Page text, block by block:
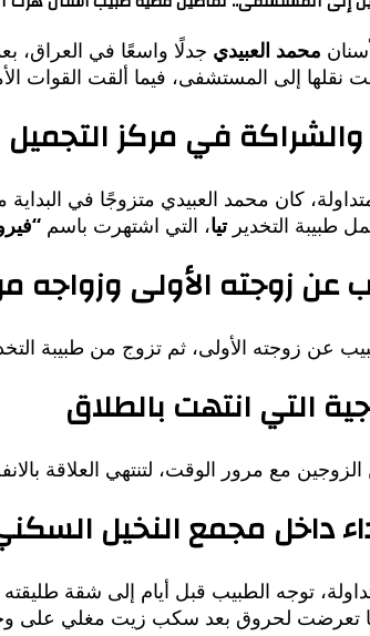
محمد العبيدي جدلًا واسعًا في العراق،
إلى المستشفى، فيما ألقت القوات
والشراكة في مركز التجميل
كان محمد العبيدي متزوجًا في البداية
طبيبة التخديرتيا، التي اشتهرت باسم
عن زوجته الأولى وزواجه
عن زوجته الأولى، ثم تزوج من طبيبة
التي انتهت بالطلاق
مع مرور الوقت، لتنتهي العلاقة
داخل مجمع النخيل
توجه الطبيب قبل أيام إلى شقة
تعرضت لحروق بعد سكب زيت مغلي على